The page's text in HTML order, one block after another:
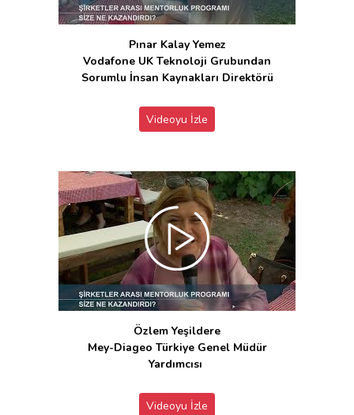
Pınar Kalay Yemez
Vodafone UK Teknoloji Grubundan
Sorumlu İnsan Kaynakları Direktörü
Videoyu İzle
Özlem Yeşildere
Mey-Diageo Türkiye Genel Müdür
Yardımcısı
Videoyu İzle